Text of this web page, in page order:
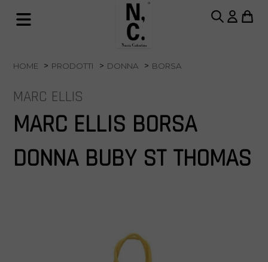
HOME PRODOTTI DONNA BORSA
MARC ELLIS
MARC ELLIS BORSA
DONNA BUBY ST THOMAS